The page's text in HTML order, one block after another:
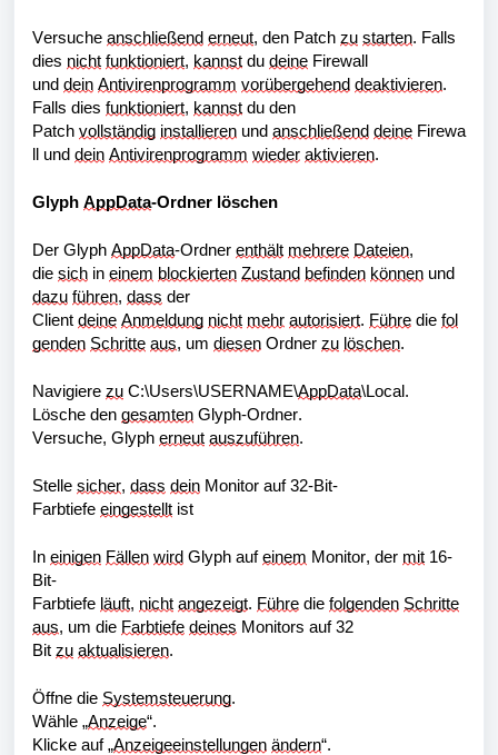
Versuche anschließend erneut, den Patch zu starten. Falls
dies nicht funktioniert, kannst du deine Firewall
und dein Antivirenprogramm vorübergehend deaktivieren.
Falls dies funktioniert, kannst du den
Patch vollständig installieren und anschließend deine Firewa
ll und dein Antivirenprogramm wieder aktivieren.
Glyph AppData-Ordner löschen
Der Glyph AppData-Ordner enthält mehrere Dateien,
die sich in einem blockierten Zustand befinden können und
dazu führen, dass der
Client deine Anmeldung nicht mehr autorisiert. Führe die fol
genden Schritte aus, um diesen Ordner zu löschen.
Navigiere zu C:\Users\USERNAME\AppData\Local.
Lösche den gesamten Glyph-Ordner.
Versuche, Glyph erneut auszuführen.
Stelle sicher, dass dein Monitor auf 32-Bit-
Farbtiefe eingestellt ist
In einigen Fällen wird Glyph auf einem Monitor, der mit 16-
Bit-
Farbtiefe läuft, nicht angezeigt. Führe die folgenden Schritte
aus, um die Farbtiefe deines Monitors auf 32
Bit zu aktualisieren.
Öffne die Systemsteuerung.
Wähle „Anzeige“.
Klicke auf „Anzeigeeinstellungen ändern“.